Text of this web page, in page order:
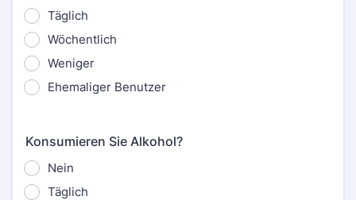
Täglich
Wöchentlich
Weniger
Ehemaliger Benutzer
Konsumieren Sie Alkohol?
Nein
Täglich